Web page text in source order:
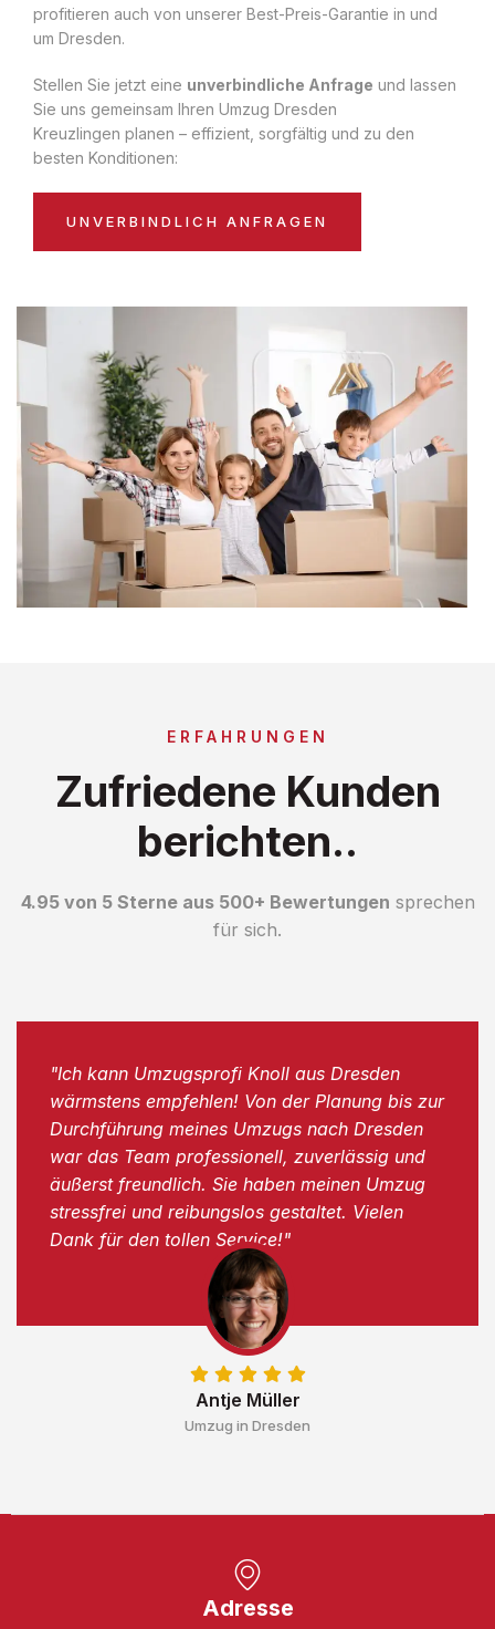
profitieren auch von unserer Best-Preis-Garantie in und
um Dresden.
Stellen Sie jetzt eine unverbindliche Anfrage und lassen
Sie uns gemeinsam Ihren Umzug Dresden
Kreuzlingen planen – effizient, sorgfältig und zu den
besten Konditionen:
UNVERBINDLICH ANFRAGEN
ERFAHRUNGEN
Zufriedene Kunden
berichten..
4.95 von 5 Sterne aus 500+ Bewertungen sprechen
für sich.
Antje Müller
Umzug in Dresden
"Ich kann Umzugsprofi Knoll aus Dresden
wärmstens empfehlen! Von der Planung bis zur
Durchführung meines Umzugs nach Dresden
war das Team professionell, zuverlässig und
äußerst freundlich. Sie haben meinen Umzug
stressfrei und reibungslos gestaltet. Vielen
Dank für den tollen Service!"
Adresse